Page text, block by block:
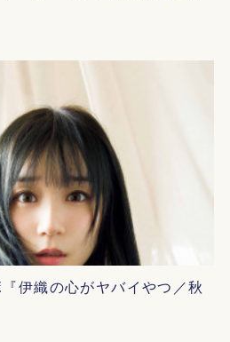
伊織の心がヤバイやつ／秋